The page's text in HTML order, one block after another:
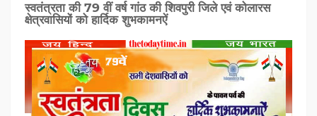
स्वतंत्रता की 79 वीं वर्ष गांठ की शिवपुरी जिले एवं कोलारस
क्षेत्रवासियों को हार्दिक शुभकामनऐं